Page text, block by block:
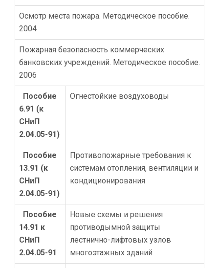
Осмотр места пожара. Методическое пособие.
2004
Пожарная безопасность коммерческих
банковских учреждений. Методическое пособие.
2006
Пособие
6.91 (к
СНиП
2.04.05-91)
Огнестойкие воздуховоды
Пособие
13.91 (к
СНиП
2.04.05-91)
Противопожарные требования к
системам отопления, вентиляции и
кондиционирования
Пособие
14.91 к
СНиП
2.04.05-91
Новые схемы и решения
противодымной защиты
лестнично-лифтовых узлов
многоэтажных зданий